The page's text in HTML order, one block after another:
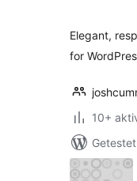
Elegant,
for
10+